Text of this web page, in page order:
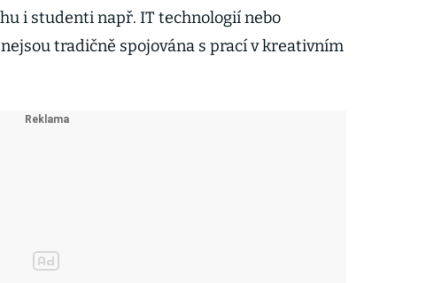
i studenti např. IT technologií nebo
tradičně spojována s prací v kreativním